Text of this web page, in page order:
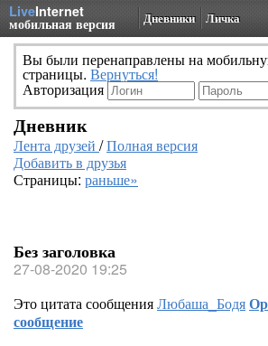
LiveInternet
мобильная версия Дневники Личка
Вы были перенаправлены на
страницы. Вернуться!
Авторизация
Дневник
Лента друзей /Полная версия
Добавить в друзья
Страницы: раньше»
Без заголовка
27-08-2020 19:25
Это цитата сообщенияЛюбаша_Бодя
сообщение